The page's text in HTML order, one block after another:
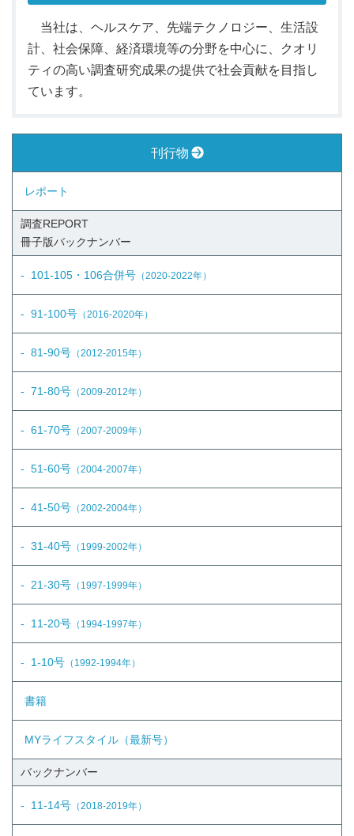
当社は、ヘルスケア、先端テクノロジー、生活設
計、社会保障、経済環境等の分野を中心に、クオリ
ティの高い調査研究成果の提供で社会貢献を目指し
ています。
刊行物
レポート
調査REPORT
冊子版バックナンバー
101-105・106合併号 （2020-2022年）
91-100号 （2016-2020年）
81-90号 （2012-2015年）
71-80号 （2009-2012年）
61-70号 （2007-2009年）
51-60号 （2004-2007年）
41-50号 （2002-2004年）
31-40号 （1999-2002年）
21-30号 （1997-1999年）
11-20号 （1994-1997年）
1-10号 （1992-1994年）
書籍
MYライフスタイル（最新号）
バックナンバー
11-14号 （2018-2019年）